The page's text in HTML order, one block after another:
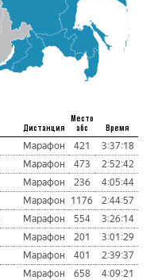
Дистанция
Место
абс
Время
Марафон 421 3:37:18
Марафон 473 2:52:42
Марафон 236 4:05:44
Марафон 1176 2:44:57
Марафон 554 3:26:14
Марафон 201 3:01:29
Марафон 401 2:39:37
Марафон 658 4:09:21